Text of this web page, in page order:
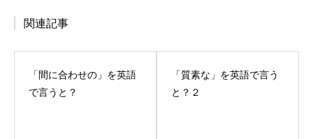
関連記事
「間に合わせの」を英語
で言うと？
「質素な」を英語で言う
と？２